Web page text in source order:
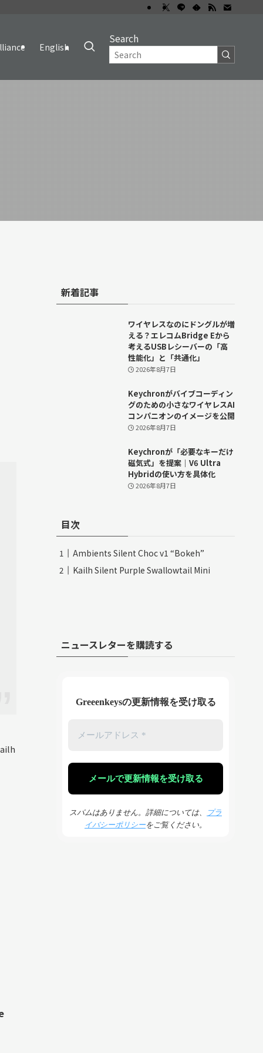
English
Search
新着記事
ワイヤレスなのにドングルが増
える？エレコムBridge Eから
考えるUSBレシーバーの「高
性能化」と「共通化」
2026年8月7日
Keychronがバイブコーディン
グのための小さなワイヤレスAI
コンパニオンのイメージを公開
2026年8月7日
Keychronが「必要なキーだけ
磁気式」を提案｜V6 Ultra
Hybridの使い方を具体化
2026年8月7日
目次
Ambients Silent Choc v1 “Bokeh”
Kailh Silent Purple Swallowtail Mini
ニュースレターを購読する
Greeenkeysの更新情報を受け取る
スパムはありません。詳細については、
プラ
イバシーポリシーをご覧ください。